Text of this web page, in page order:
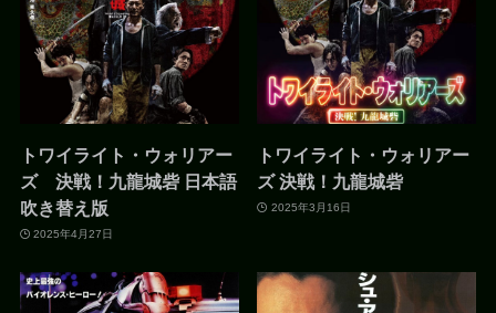
トワイライト・ウォリアー
ズ 決戦！九龍城砦 日本語
吹き替え版
2025年4月27日
トワイライト・ウォリアー
ズ 決戦！九龍城砦
2025年3月16日